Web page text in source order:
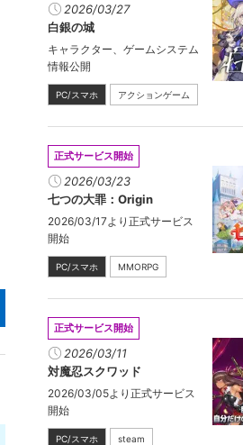
2026/03/27
白銀の城
キャラクター、ゲームシステム
情報公開
PC/スマホ アクションゲーム
正式サービス開始
2026/03/23
七つの大罪：Origin
2026/03/17より正式サービス
開始
PC/スマホ MMORPG
正式サービス開始
2026/03/11
対魔忍スクワッド
2026/03/05より正式サービス
開始
PC/スマホ steam